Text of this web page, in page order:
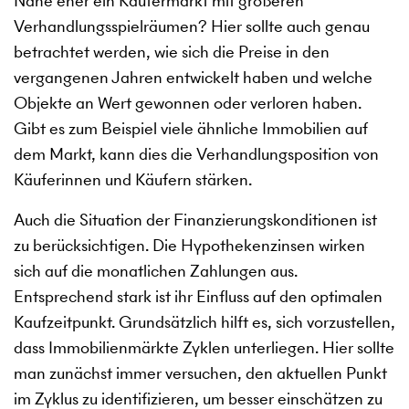
Verhandlungsspielräumen? Hier sollte auch genau
betrachtet werden, wie sich die Preise in den
vergangenen Jahren entwickelt haben und welche
Objekte an Wert gewonnen oder verloren haben.
Gibt es zum Beispiel viele ähnliche Immobilien auf
dem Markt, kann dies die Verhandlungsposition von
Käuferinnen und Käufern stärken.
Auch die Situation der Finanzierungskonditionen ist
zu berücksichtigen. Die Hypothekenzinsen wirken
sich auf die monatlichen Zahlungen aus.
Entsprechend stark ist ihr Einfluss auf den optimalen
Kaufzeitpunkt. Grundsätzlich hilft es, sich vorzustellen,
dass Immobilienmärkte Zyklen unterliegen. Hier sollte
man zunächst immer versuchen, den aktuellen Punkt
im Zyklus zu identifizieren, um besser einschätzen zu